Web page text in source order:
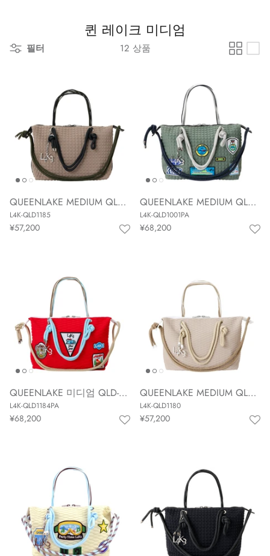
퀸 레이크 미디엄
필터 12 상품
QUEENLAKE MEDIUM QLD-1185
L4K-QLD1185
¥57,200
QUEENLAKE MEDIUM QLD-1001PA
L4K-QLD1001PA
¥68,200
QUEENLAKE 미디엄 QLD-1184PA
L4K-QLD1184PA
¥68,200
QUEENLAKE MEDIUM QLD-1180
L4K-QLD1180
¥57,200